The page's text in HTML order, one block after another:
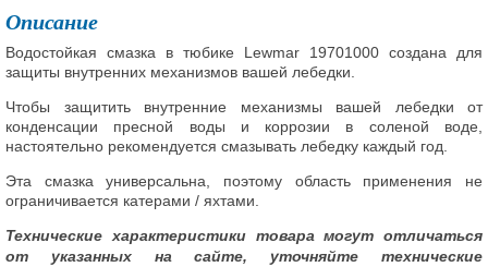
Описание
Водостойкая смазка в тюбике Lewmar 19701000 создана для
защиты внутренних механизмов вашей лебедки.
Чтобы защитить внутренние механизмы вашей лебедки от
конденсации пресной воды и коррозии в соленой воде,
настоятельно рекомендуется смазывать лебедку каждый год.
Эта смазка универсальна, поэтому область применения не
ограничивается катерами / яхтами.
Технические характеристики товара могут отличаться
от указанных на сайте, уточняйте технические